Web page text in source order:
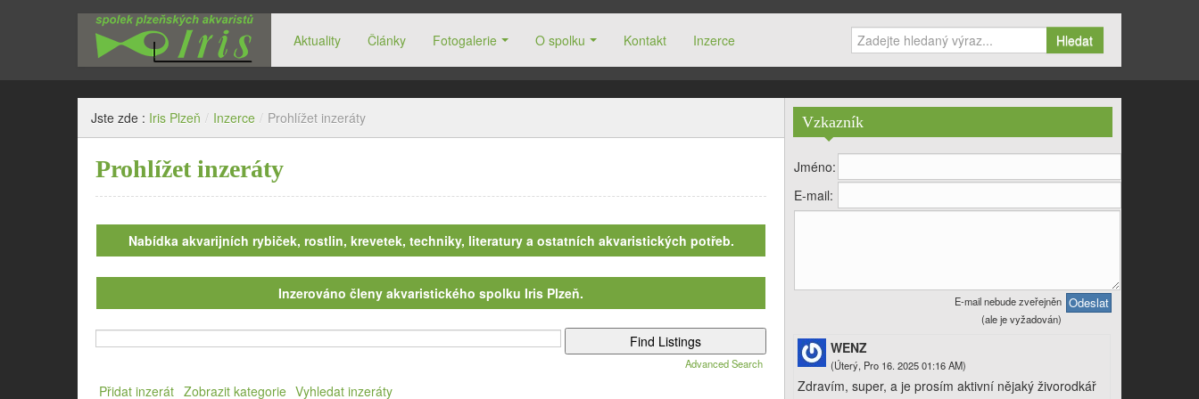
Aktuality Články Fotogalerie O spolku Kontakt Inzerce Hledat
Spolek plzeňských akvaristů Iris
Jste zde : Iris Plzeň / Inzerce / Prohlížet inzeráty
Prohlížet inzeráty
Nabídka akvarijních rybiček, rostlin, krevetek, techniky, literatury a ostatních akvaristických potřeb.
Inzerováno členy akvaristického spolku Iris Plzeň.
Search
Advanced Search
Přidat inzerát Zobrazit kategorie Vyhledat inzeráty
Vzkazník
Jméno:
E-mail:
E-mail nebude zveřejněn
(ale je vyžadován)
WENZ
(Úterý, Pro 16. 2025 01:16 AM)
Zdravím, super, a je prosím aktivní nějaký živorodkář